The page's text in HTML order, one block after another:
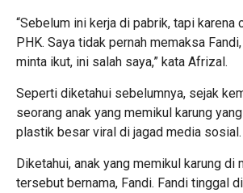
“Sebelum ini kerja di pabrik, tapi karena
PHK. Saya tidak pernah memaksa
minta ikut, ini salah saya,” kata Afrizal.
Seperti diketahui sebelumnya, sejak
seorang anak yang memikul karung
plastik besar viral di jagad media sosial.
Diketahui, anak yang memikul karung di
tersebut bernama, Fandi. Fandi tinggal